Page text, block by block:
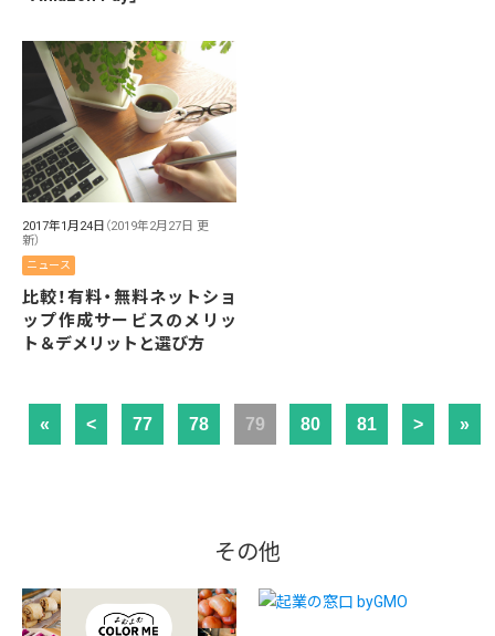
2017年1月24日 （2019年2月27日 更
新）
ニュース
比較！有料・無料ネットショ
ップ作成サービスのメリッ
ト＆デメリットと選び方
« < 77 78 79 80 81 > »
その他